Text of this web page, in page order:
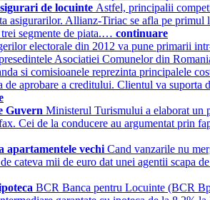
de locuinte Astfel, principalii
Allianz-Tiriac se afla pe
segmente de piata.… continuare
electorale din 2012 va pune primarii
Asociatiei Comunelor din
si comisioanele reprezinta principalele
aprobare a creditului. Clientul va
Guvern Ministerul Turismului a elaborat un
Cei de la conducere au argumentat prin
apartamentele vechi Cand vanzarile nu
cateva mii de euro dat unei agentii scapa
BCR Banca pentru Locuinte (BCR